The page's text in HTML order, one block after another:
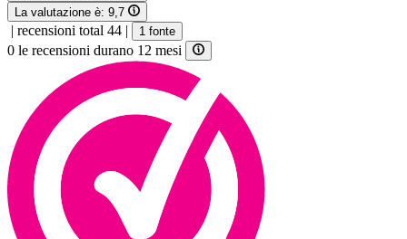
La valutazione è: 9,7
| recensioni total 44 | 1 fonte
0 le recensioni durano 12 mesi